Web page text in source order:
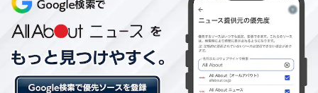
2.5Ah/18V 5.0Ah 0037-9241 BSL36A18X
Amazonで見る
ハイコーキ「CR18DA」